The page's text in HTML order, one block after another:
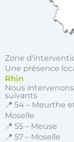
Zone
Une présence
Rhin
Nous
suivants
📍 54 – Meurthe
Moselle
📍 55 – Meuse
📍 57 – Moselle